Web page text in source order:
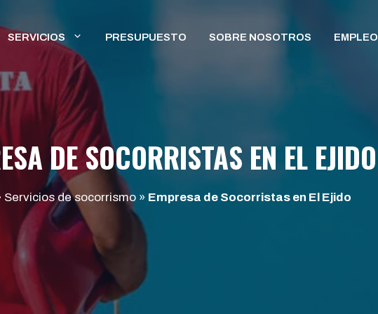
SERVICIOS PRESUPUESTO SOBRE NOSOTROS EMPLEO
DE SOCORRISTAS EN EL EJIDO
Servicios de socorrismo» Empresa de Socorristas en El Ejido